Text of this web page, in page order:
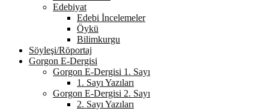
Edebiyat
Edebi İncelemeler
Öykü
Bilimkurgu
Söyleşi/Röportaj
Gorgon E-Dergisi
Gorgon E-Dergisi 1. Sayı
1. Sayı Yazıları
Gorgon E-Dergisi 2. Sayı
2. Sayı Yazıları